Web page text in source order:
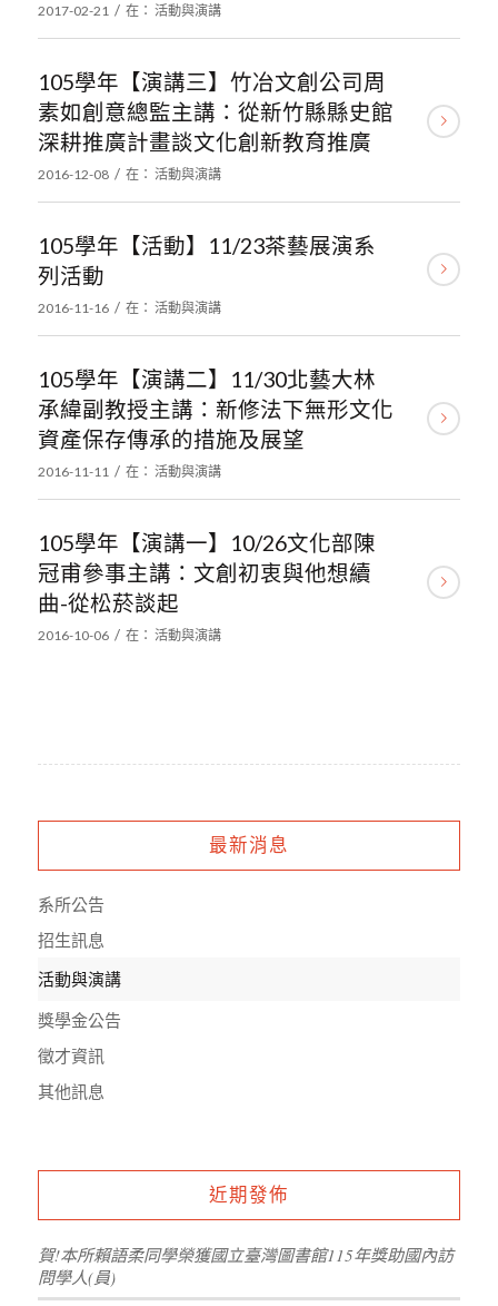
2017-02-21 / 在： 活動與演講
105學年【演講三】竹冶文創公司周
素如創意總監主講：從新竹縣縣史館
深耕推廣計畫談文化創新教育推廣
2016-12-08 / 在： 活動與演講
105學年【活動】11/23茶藝展演系
列活動
2016-11-16 / 在： 活動與演講
105學年【演講二】11/30北藝大林
承緯副教授主講：新修法下無形文化
資產保存傳承的措施及展望
2016-11-11 / 在： 活動與演講
105學年【演講一】10/26文化部陳
冠甫參事主講：文創初衷與他想續
曲-從松菸談起
2016-10-06 / 在： 活動與演講
最新消息
系所公告
招生訊息
活動與演講
獎學金公告
徵才資訊
其他訊息
近期發佈
賀!本所賴語柔同學榮獲國立臺灣圖書館115年獎助國內訪
問學人(員)